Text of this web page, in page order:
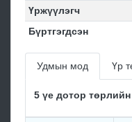
Үржүүлэгч
Бүртгэгдсэн
Удмын мод Үр
5 үе дотор